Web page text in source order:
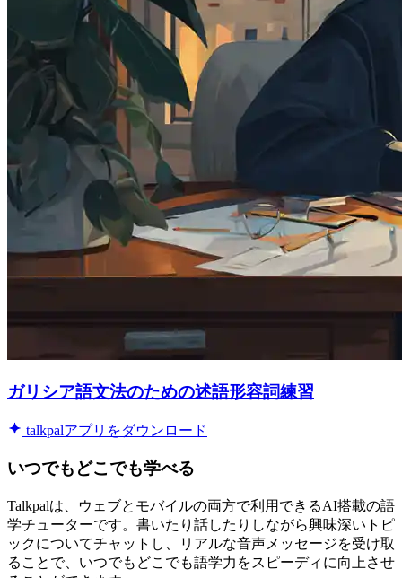
ガリシア語文法のための述語形容詞練習
talkpalアプリをダウンロード
いつでもどこでも学べる
Talkpalは、ウェブとモバイルの両方で利用できるAI搭載の語
学チューターです。書いたり話したりしながら興味深いトピ
ックについてチャットし、リアルな音声メッセージを受け取
ることで、いつでもどこでも語学力をスピーディに向上させ